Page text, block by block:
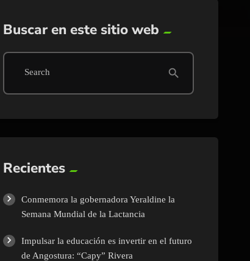
Buscar en este sitio web
Search search
Recientes
Conmemora la gobernadora Yeraldine la
Semana Mundial de la Lactancia
Impulsar la educación es invertir en el futuro
de Angostura: “Capy” Rivera